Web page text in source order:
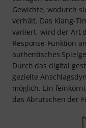
Gewichte, wodurch
verhält. Das Klang-
variiert, wird der Art
Response-Funktion
authentisches
Durch das digital
gezielte
möglich. Ein
das Abrutschen der